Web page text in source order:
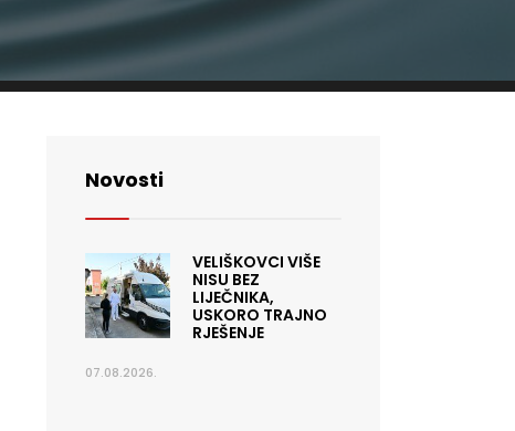
Novosti
VELIŠKOVCI VIŠE
NISU BEZ
LIJEČNIKA,
USKORO TRAJNO
RJEŠENJE
07.08.2026.